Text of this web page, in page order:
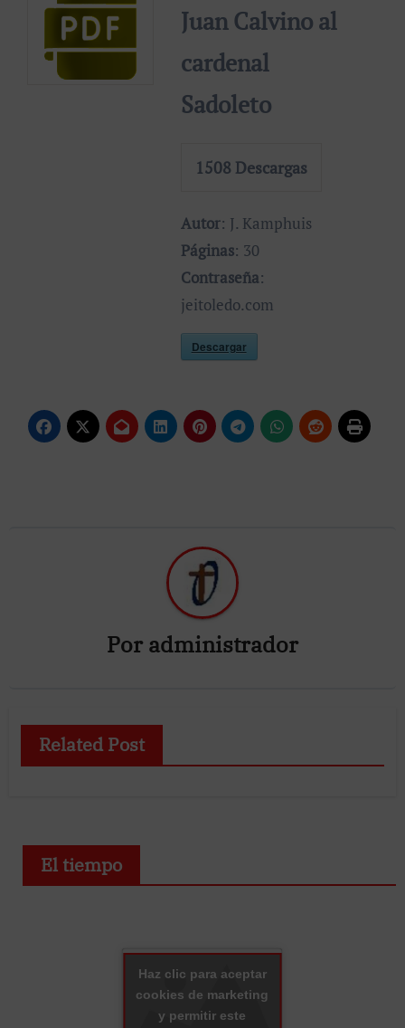
Juan Calvino al
cardenal
Sadoleto
1508 Descargas
Autor: J. Kamphuis
Páginas: 30
Contraseña:
jeitoledo.com
Descargar
Por administrador
Related Post
El tiempo
Haz clic para aceptar
cookies de marketing
y permitir este